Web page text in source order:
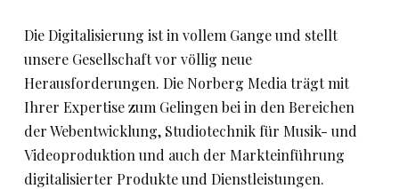
Die Digitalisierung ist in vollem Gange und stellt
unsere Gesellschaft vor völlig neue
Herausforderungen. Die Norberg Media trägt mit
Ihrer Expertise zum Gelingen bei in den Bereichen
der Webentwicklung, Studiotechnik für Musik- und
Videoproduktion und auch der Markteinführung
digitalisierter Produkte und Dienstleistungen.